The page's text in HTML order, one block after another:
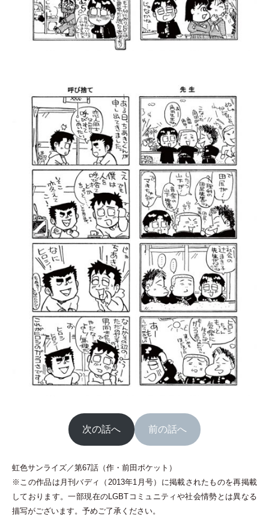
次の話へ 前の話へ
虹色サンライズ／第67話 （作 ・ 前田ポケット ）
※この作品は月刊バディ
（ 2013年1月号） に掲載されたものを再掲載
しております。一部現在のLGBTコミュニティや社会情勢とは異なる
描写がございます。予めご了承ください。